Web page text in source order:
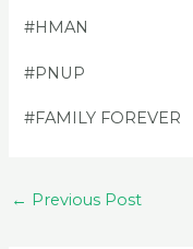
#HMAN
#PNUP
#FAMILY FOREVER
← Previous Post